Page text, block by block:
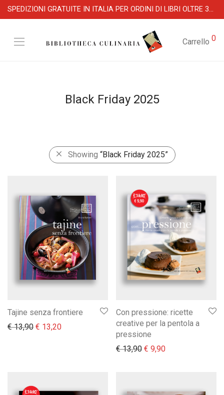
SPEDIZIONI GRATUITE IN ITALIA PER ORDINI DI LIBRI OLTRE 39 €
Carrello 0
Black Friday 2025
Showing “Black Friday 2025”
Tajine senza frontiere
€13,90 Il prezzo originale era: € 13,90.
€ 13,20Il prezzo attuale è: € 13,20.
Con pressione: ricette
creative per la pentola a
pressione
€13,90 Il prezzo originale era:
€ 9,90Il prezzo attuale